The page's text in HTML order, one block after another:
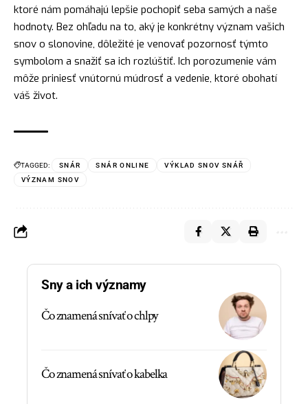
ktoré nám pomáhajú lepšie pochopiť seba samých a naše
hodnoty. Bez ohľadu na to, aký je konkrétny význam vašich
snov o slonovine, dôležité je venovať pozornosť týmto
symbolom a snažiť sa ich rozlúštiť. Ich porozumenie vám
môže priniesť vnútornú múdrosť a vedenie, ktoré obohatí
váš život.
TAGGED: SNÁR SNÁR ONLINE
VÝKLAD SNOV SNÁŘ
VÝZNAM SNOV
Sny a ich významy
Čo znamená snívať o chlpy
Čo znamená snívať o kabelka